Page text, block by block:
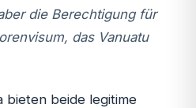
die Berechtigung für
das Vanuatu
bieten beide legitime